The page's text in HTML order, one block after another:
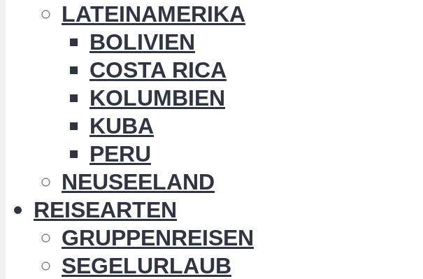
LATEINAMERIKA
BOLIVIEN
COSTA RICA
KOLUMBIEN
KUBA
PERU
NEUSEELAND
REISEARTEN
GRUPPENREISEN
SEGELURLAUB